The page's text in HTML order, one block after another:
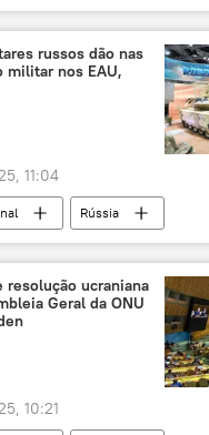
Popular (ELP)
urbana China
russos dão nas
militar nos EAU,
11:04
Rússia
tanque
mísseis guiados
resolução ucraniana
Geral da ONU
10:21